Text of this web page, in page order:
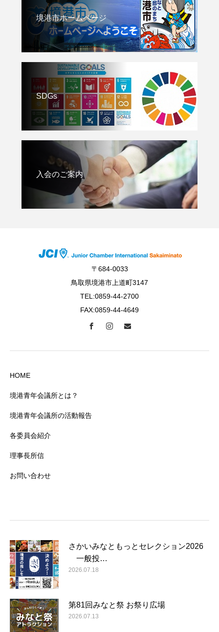
境港市ホームページ
SDGs
入会のご案内
〒684-0033
鳥取県境港市上道町3147
TEL:0859-44-2700
FAX:0859-44-4649
HOME
境港青年会議所とは？
境港青年会議所の活動報告
各委員会紹介
理事長所信
お問い合わせ
さかいみなともっとセレクション2026
一般投…
2026.07.18
第81回みなと祭 お祭り広場
2026.07.13